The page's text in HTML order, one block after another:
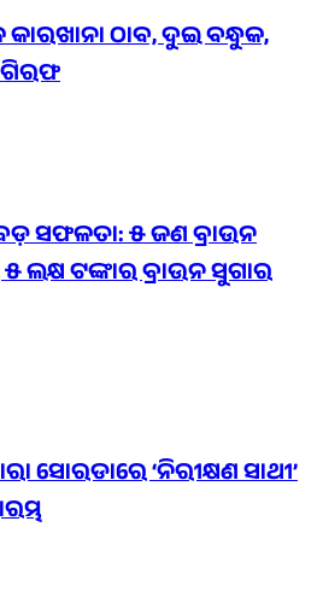
ଠାବ, ଦୁଇ ବନ୍ଧୁକ,
ଗିରଫ
ସଫଳତା: ୫ ଜଣ ବ୍ରାଉନ
ଟଙ୍କାର ବ୍ରାଉନ ସୁଗାର
ସୋରଡାରେ ‘ନିରୀକ୍ଷଣ ସାଥୀ’